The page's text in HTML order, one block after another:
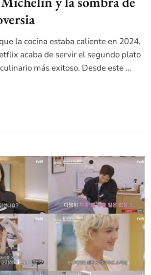
la cocina estaba caliente en 2024,
acaba de servir el segundo plato
más exitoso. Desde este …